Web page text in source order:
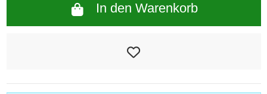
In den Warenkorb